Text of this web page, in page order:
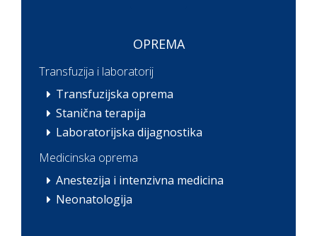
OPREMA
Transfuzija i laboratorij
Transfuzijska oprema
Stanična terapija
Laboratorijska dijagnostika
Medicinska oprema
Anestezija i intenzivna medicina
Neonatologija